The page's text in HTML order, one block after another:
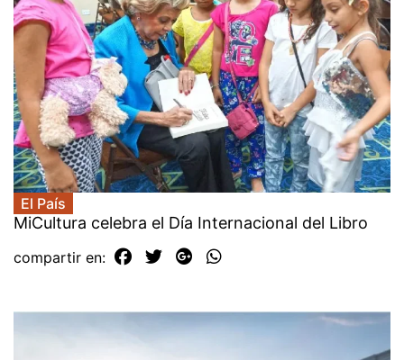
El País
MiCultura celebra el Día Internacional del Libro
compartir en: